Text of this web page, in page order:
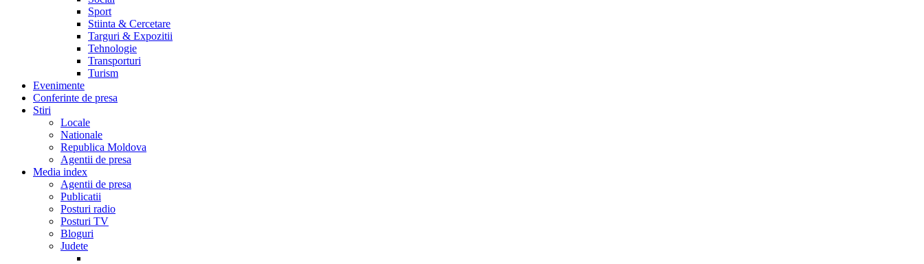
Sport
Stiinta & Cercetare
Targuri & Expozitii
Tehnologie
Transporturi
Turism
Evenimente
Conferinte de presa
Stiri
Locale
Nationale
Republica Moldova
Agentii de presa
Media index
Agentii de presa
Publicatii
Posturi radio
Posturi TV
Bloguri
Judete